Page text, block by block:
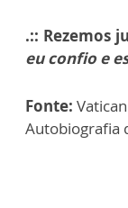
.:: Rezemos
eu confio e
Fonte:
Autobiografia